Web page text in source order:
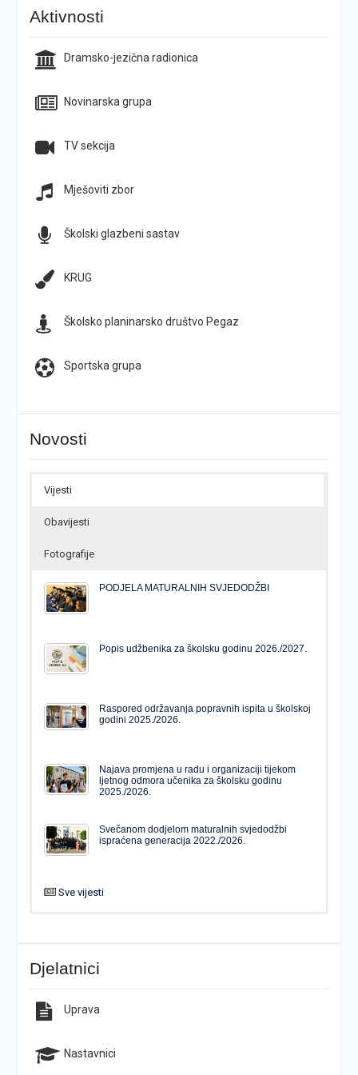
Aktivnosti
Dramsko-jezična radionica
Novinarska grupa
TV sekcija
Mješoviti zbor
Školski glazbeni sastav
KRUG
Školsko planinarsko društvo Pegaz
Sportska grupa
Novosti
Vijesti
Obavijesti
Fotografije
PODJELA MATURALNIH SVJEDODŽBI
Popis udžbenika za školsku godinu 2026./2027.
Raspored održavanja popravnih ispita u školskoj
godini 2025./2026.
Najava promjena u radu i organizaciji tijekom
ljetnog odmora učenika za školsku godinu
2025./2026.
Svečanom dodjelom maturalnih svjedodžbi
ispraćena generacija 2022./2026.
Sve vijesti
Popis udžbenika za školsku godinu 2026./2027.
godini 2025./2026.
Natječaj za upis u 1. razred Katoličke gimnazije s
pravom javnosti
Djelatnici
Uprava
Nastavnici